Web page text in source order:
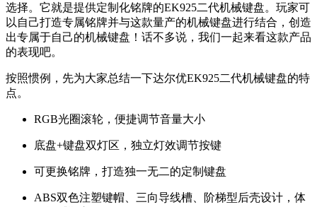
选择。它就是提供定制化铭牌的EK925二代机械键盘。玩家可
以自己打造专属铭牌并与这款量产的机械键盘进行结合，创造
出专属于自己的机械键盘！话不多说，我们一起来看这款产品
的表现吧。
按照惯例，先为大家总结一下达尔优EK925二代机械键盘的特
点。
RGB光圈滚轮，便捷调节音量大小
底盘+键盘双灯区，独立灯效调节按键
可更换铭牌，打造独一无二的定制键盘
ABS双色注塑键帽、三向导线槽、阶梯型后壳设计，体